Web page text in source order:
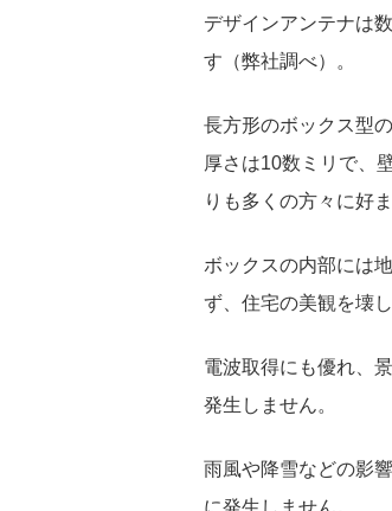
デザインアンテナは
す（弊社調べ）。
長方形のボックス型
厚さは10数ミリで、
りも多くの方々に好
ボックスの内部には
ず、住宅の美観を壊し
電波取得にも優れ、
発生しません。
雨風や降雪などの影